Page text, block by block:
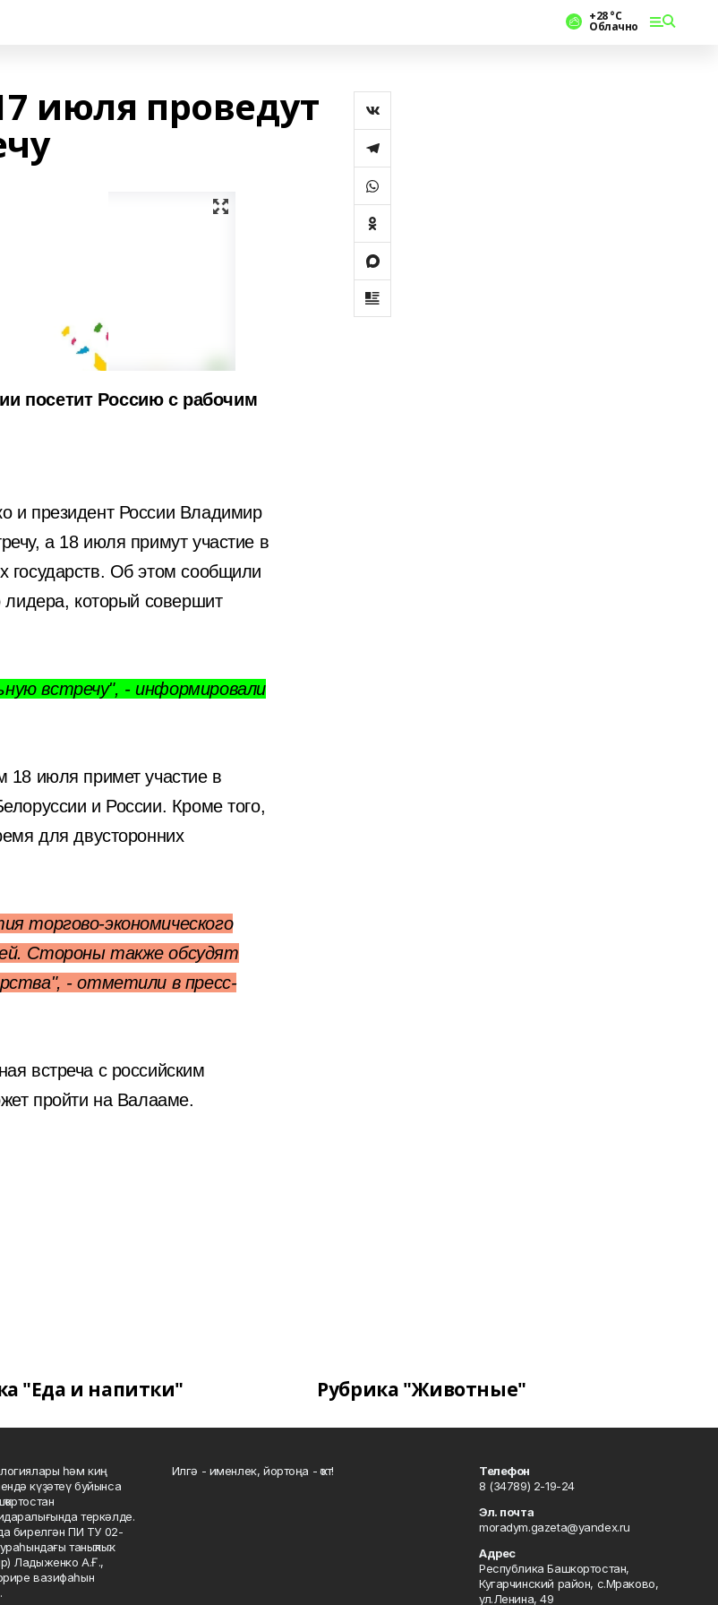
+28 °С
Облачно
июля проведут
посетит Россию с рабочим
и президент России Владимир
а 18 июля примут участие в
государств. Об этом сообщили
лидера, который совершит
встречу", - информировали
июля примет участие в
и России. Кроме того,
для двусторонних
торгово-экономического
Стороны также обсудят
- отметили в пресс-
встреча с российским
пройти на Валааме.
"Еда и напитки" Рубрика "Животные"
һәм киң
күҙәтеү буйынса
теркәлде.
бирелгән ПИ ТУ 02-
таныҡлыҡ.
Ладыженко А.Ғ.,
вазифаһын
Илгә - именлек, йортоңа - ҡот!
Телефон
8 (34789) 2-19-24
Эл. почта
moradym.gazeta@yandex.ru
Адрес
Республика Башкортостан,
Кугарчинский район, с.Мраково,
ул.Ленина, 49